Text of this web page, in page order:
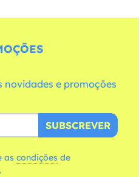
novidades e promoções
SUBSCREVER
as condições